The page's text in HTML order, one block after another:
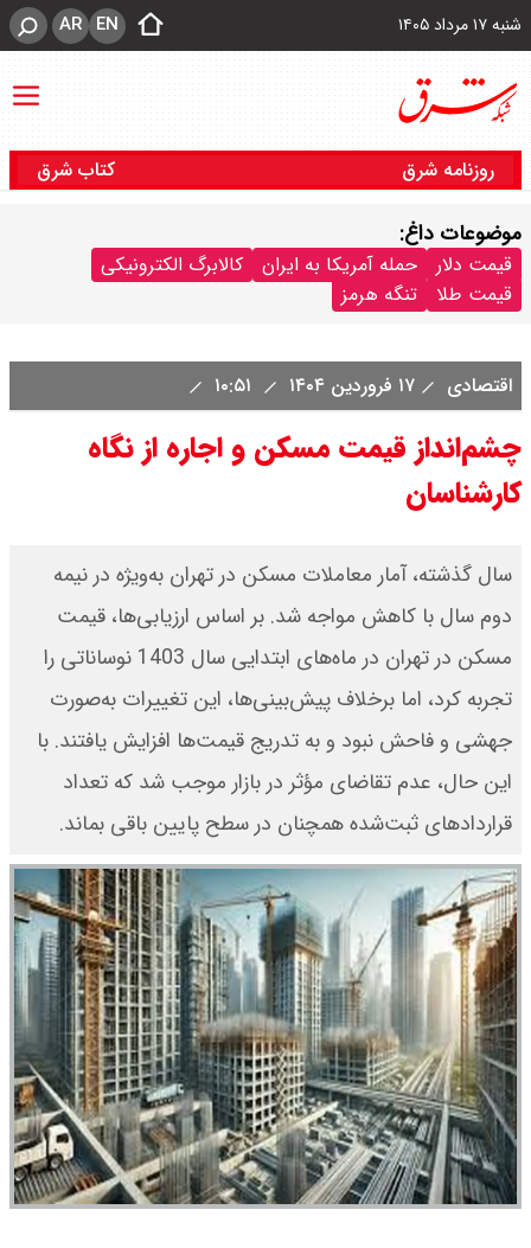
شنبه ۱۷ مرداد ۱۴۰۵ EN
AR
روزنامه شرق کتاب شرق
موضوعات داغ:
قیمت دلار حمله آمریکا به ایران
کالابرگ الکترونیکی
قیمت طلا
تنگه هرمز
اقتصادی ۱۷ فروردین ۱۴۰۴
چشم‌انداز قیمت مسکن و اجاره از نگاه
کارشناسان
سال گذشته، آمار معاملات مسکن در تهران به‌ویژه در نیمه
دوم سال با کاهش مواجه شد. بر اساس ارزیابی‌ها، قیمت
مسکن در تهران در ماه‌های ابتدایی سال 1403 نوساناتی را
تجربه کرد، اما برخلاف پیش‌بینی‌ها، این تغییرات به‌صورت
جهشی و فاحش نبود و به تدریج قیمت‌ها افزایش یافتند. با
این حال، عدم تقاضای مؤثر در بازار موجب شد که تعداد
قراردادهای ثبت‌شده همچنان در سطح پایین باقی بماند.